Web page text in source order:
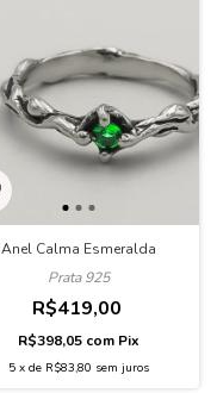
Anel Calma Esmeralda
Prata 925
R$419,00
R$398,05 com Pix
5 xde R$83,80 sem juros